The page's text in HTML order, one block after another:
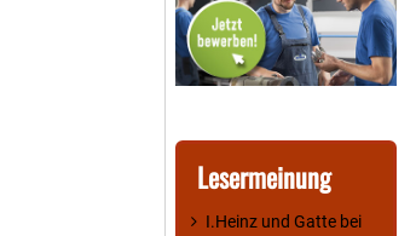
Lesermeinung
I.Heinz und Gatte bei